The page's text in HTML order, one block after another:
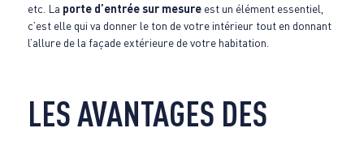
etc. La porte d’entrée sur mesureest un élément essentiel,
c’est elle qui va donner le ton de votre intérieur tout en donnant
l’allure de la façade extérieure de votre habitation.
LES AVANTAGES DES